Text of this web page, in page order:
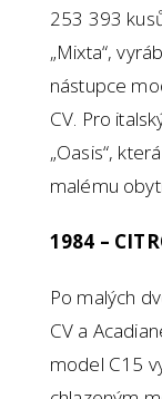
253 393
„Mixta“,
nástupce
CV. Pro
„Oasis“,
malému
1984 –
Po malých
CV a
model C15